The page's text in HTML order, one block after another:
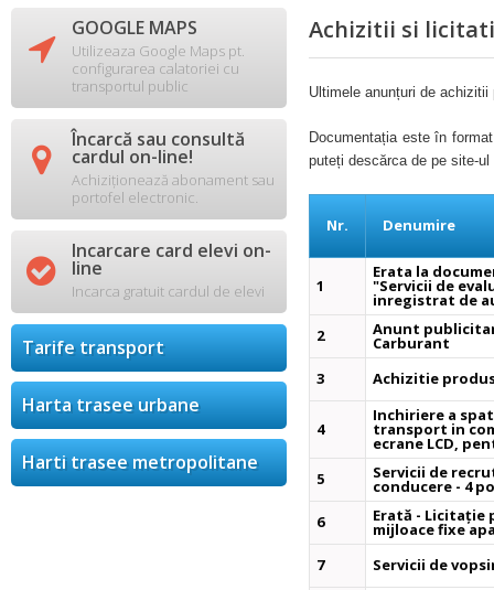
 GOOGLE MAPS
Utilizeaza Google Maps pt.
configurarea calatoriei cu
transportul public
 Încarcă sau consultă
cardul on-line!
Achiziționează abonament sau
portofel electronic.
 Incarcare card elevi on-
line
Incarca gratuit cardul de elevi
Tarife transport
Harta trasee urbane
Harti trasee metropolitane
Achizitii si
Ultimele anunțuri de
Documentația este în
puteți descărca de pe site-ul
Nr. Denumire
1
Erata la
"Servicii de
inregistrat de
2
Anunt
Carburant
3
Achizitie
4
Inchiriere a
transport in
ecrane LCD,
5
Servicii de
conducere - 4
6
Erată - Licitație
mijloace fixe
7
Servicii de